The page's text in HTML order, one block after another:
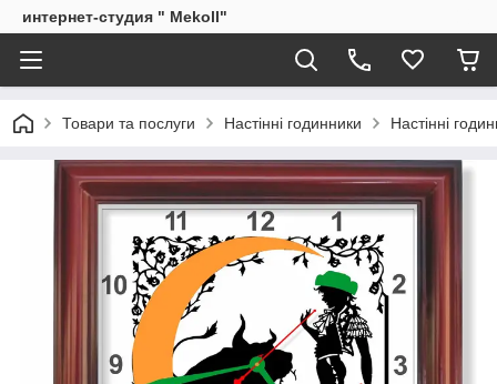
интернет-студия " Mekoll"
Товари та послуги Настінні годинники Настінні